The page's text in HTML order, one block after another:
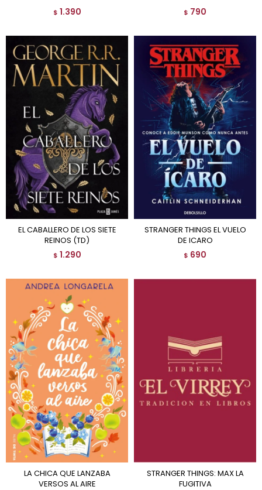
$ 1.390 $ 790
EL CABALLERO DE LOS SIETE
REINOS (TD)
$ 1.290
STRANGER THINGS EL VUELO
DE ICARO
$ 690
LA CHICA QUE LANZABA
VERSOS AL AIRE
STRANGER THINGS: MAX LA
FUGITIVA